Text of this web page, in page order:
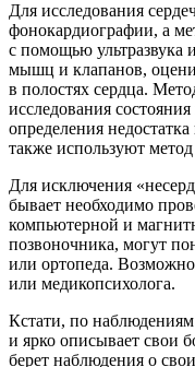
Для исследования
фонокардиографии, а
с помощью ультразвука
мышц и клапанов,
в полостях сердца.
исследования
определения
также используют
Для исключения
бывает необходимо
компьютерной и
позвоночника, могут
или ортопеда.
или медикопсихолога.
Кстати, по
и ярко описывает свои
берет наблюдения о